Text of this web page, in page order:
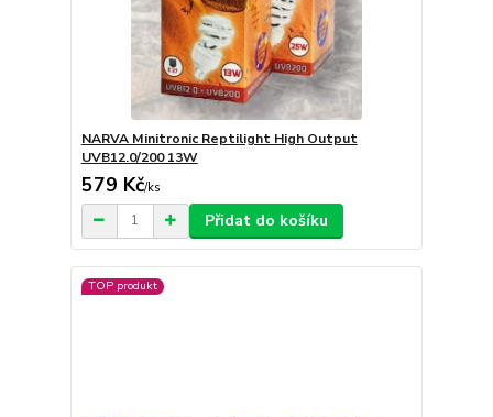
NARVA Minitronic Reptilight High Output
UVB12.0/200 13W
579 Kč/ks
Přidat do košíku
TOP produkt